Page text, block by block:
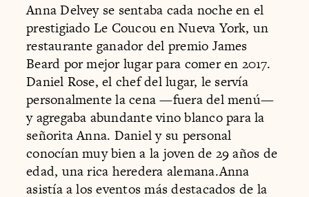
Anna Delvey se sentaba cada noche en el
prestigiado Le Coucou en Nueva York, un
restaurante ganador del premio James
Beard por mejor lugar para comer en 2017.
Daniel Rose, el chef del lugar, le servía
personalmente la cena —fuera del menú—
y agregaba abundante vino blanco para la
señorita Anna. Daniel y su personal
conocían muy bien a la joven de 29 años de
edad, una rica heredera alemana.Anna
asistía a los eventos más destacados de la